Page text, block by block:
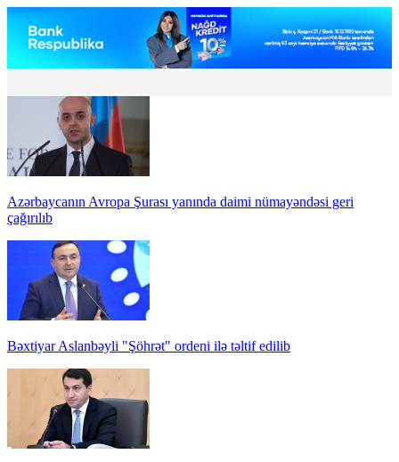
Azərbaycanın Avropa Şurası yanında daimi nümayəndəsi geri
çağırılıb
Bəxtiyar Aslanbəyli "Şöhrət" ordeni ilə təltif edilib